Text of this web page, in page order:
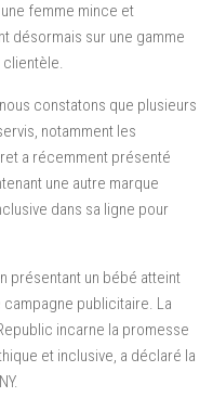
femme mince et
désormais sur une gamme
constatons que plusieurs
notamment les
a récemment présenté
une autre marque
dans sa ligne pour
présentant un bébé atteint
publicitaire. La
incarne la promesse
et inclusive, a déclaré la